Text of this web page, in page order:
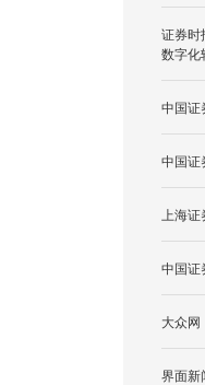
证券时
数字化
中国证
中国证
上海
中国证
大众
界面新